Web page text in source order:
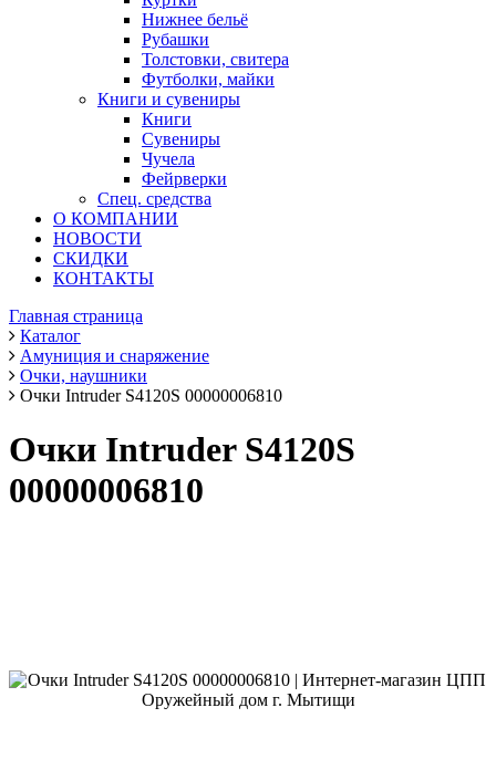
Нижнее бельё
Рубашки
Толстовки, свитера
Футболки, майки
Книги и сувениры
Книги
Сувениры
Чучела
Фейрверки
Спец. средства
О КОМПАНИИ
НОВОСТИ
СКИДКИ
КОНТАКТЫ
Главная страница
Каталог
Амуниция и снаряжение
Очки, наушники
Очки Intruder S4120S 00000006810
Очки Intruder S4120S
00000006810